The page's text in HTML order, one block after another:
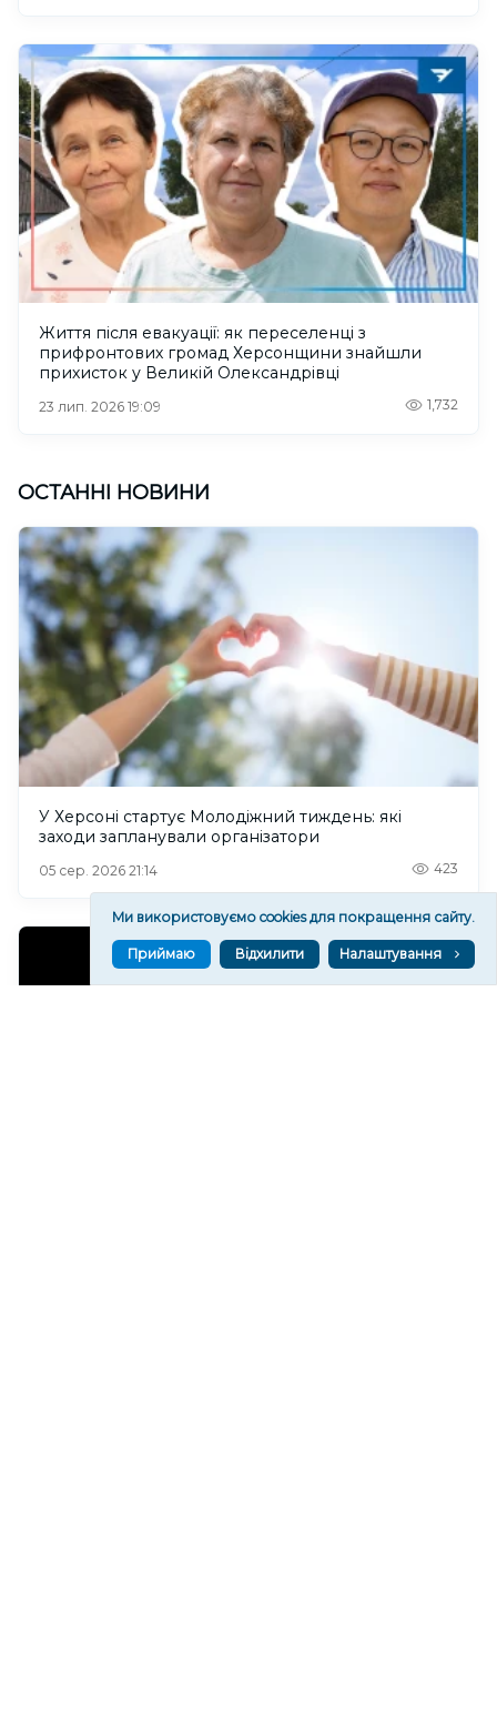
Життя після евакуації: як переселенці з
прифронтових громад Херсонщини знайшли
прихисток у Великій Олександрівці
23 лип. 2026 19:09 1,732
ОСТАННІ НОВИНИ
У Херсоні стартує Молодіжний тиждень: які
заходи запланували організатори
05 сер. 2026 21:14 423
Ми використовуємо cookies для покращення сайту.
Приймаю Відхилити Налаштування